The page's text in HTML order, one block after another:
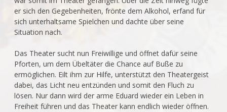
er sich den Gegebenheiten, frönte dem Alkohol, erfand für
sich unterhaltsame Spielchen und dachte über seine
Situation nach.
Das Theater sucht nun Freiwillige und öffnet dafür seine
Pforten, um dem Übeltäter die Chance auf Buße zu
ermöglichen. Eilt ihm zur Hilfe, unterstützt den Theatergeist
dabei, das Licht neu entzünden und somit den Fluch zu
lösen. Nur dann wird der arme Eduard wieder ein Leben in
Freiheit führen und das Theater kann endlich wieder öffnen.